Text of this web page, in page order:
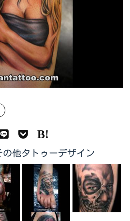
他タトゥーデザイン